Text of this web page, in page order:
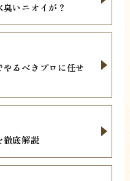
いニオイが？
るべきプロに任せ
徹底解説